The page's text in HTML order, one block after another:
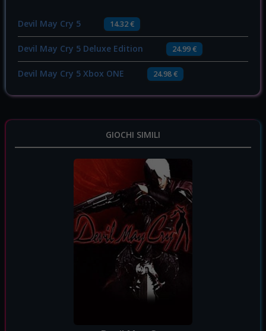
Devil May Cry 5 14.32 €
Devil May Cry 5 Deluxe Edition 24.99 €
Devil May Cry 5 Xbox ONE 24.98 €
GIOCHI SIMILI